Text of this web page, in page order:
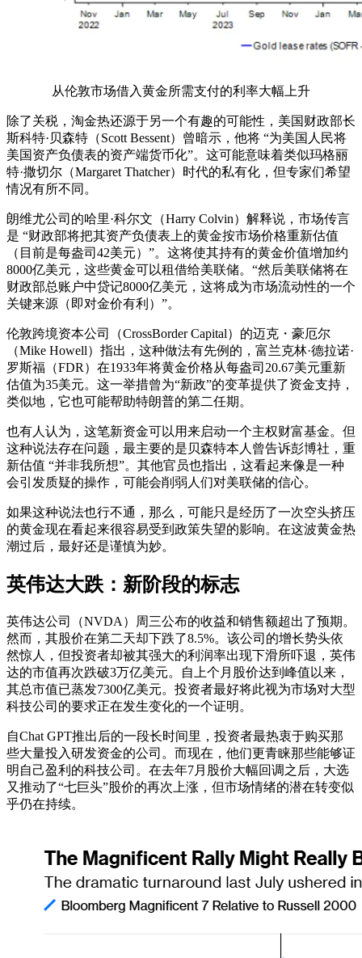
从伦敦市场借入黄金所需支付的利率大幅上升
除了关税，淘金热还源于另一个有趣的可能性，美国财政部长
斯科特·贝森特（Scott Bessent）曾暗示，他将 “为美国人民将
美国资产负债表的资产端货币化”。这可能意味着类似玛格丽
特·撒切尔（Margaret Thatcher）时代的私有化，但专家们希望
情况有所不同。
朗维尤公司的哈里·科尔文（Harry Colvin）解释说，市场传言
是 “财政部将把其资产负债表上的黄金按市场价格重新估值
（目前是每盎司42美元）”。这将使其持有的黄金价值增加约
8000亿美元，这些黄金可以租借给美联储。“然后美联储将在
财政部总账户中贷记8000亿美元，这将成为市场流动性的一个
关键来源（即对金价有利）”。
伦敦跨境资本公司（CrossBorder Capital）的迈克・豪厄尔
（Mike Howell）指出，这种做法有先例的，富兰克林·德拉诺·
罗斯福（FDR）在1933年将黄金价格从每盎司20.67美元重新
估值为35美元。这一举措曾为“新政”的变革提供了资金支持，
类似地，它也可能帮助特朗普的第二任期。
也有人认为，这笔新资金可以用来启动一个主权财富基金。但
这种说法存在问题，最主要的是贝森特本人曾告诉彭博社，重
新估值 “并非我所想”。其他官员也指出，这看起来像是一种
会引发质疑的操作，可能会削弱人们对美联储的信心。
如果这种说法也行不通，那么，可能只是经历了一次空头挤压
的黄金现在看起来很容易受到政策失望的影响。在这波黄金热
潮过后，最好还是谨慎为妙。
英伟达大跌：新阶段的标志
英伟达公司（NVDA）周三公布的收益和销售额超出了预期。
然而，其股价在第二天却下跌了8.5%。该公司的增长势头依
然惊人，但投资者却被其强大的利润率出现下滑所吓退，英伟
达的市值再次跌破3万亿美元。自上个月股价达到峰值以来，
其总市值已蒸发7300亿美元。投资者最好将此视为市场对大型
科技公司的要求正在发生变化的一个证明。
自Chat GPT推出后的一段长时间里，投资者最热衷于购买那
些大量投入研发资金的公司。而现在，他们更青睐那些能够证
明自己盈利的科技公司。在去年7月股价大幅回调之后，大选
又推动了“七巨头”股价的再次上涨，但市场情绪的潜在转变似
乎仍在持续。